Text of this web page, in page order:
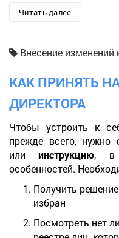
Читать далее
Внесение
КАК ПРИНЯТЬ
ДИРЕКТОРА
Чтобы устроить к
прежде всего, нужно
илиинструкцию, в
особенностей.
Получить
избран
Посмотреть нет